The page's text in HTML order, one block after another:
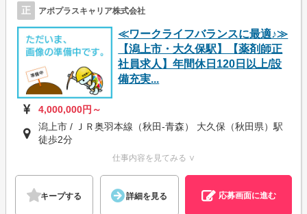
正 アポプラスキャリア株式会社
≪ワークライフバランスに最適♪≫
【潟上市・大久保駅】【薬剤師正
社員求人】年間休日120日以上/設
備充実...
4,000,000円～
潟上市 / ＪＲ奥羽本線（秋田-青森） 大久保（秋田県）駅
徒歩2分
仕事内容を見てみる ∨
キープする 詳細を見る 応募画面に進む